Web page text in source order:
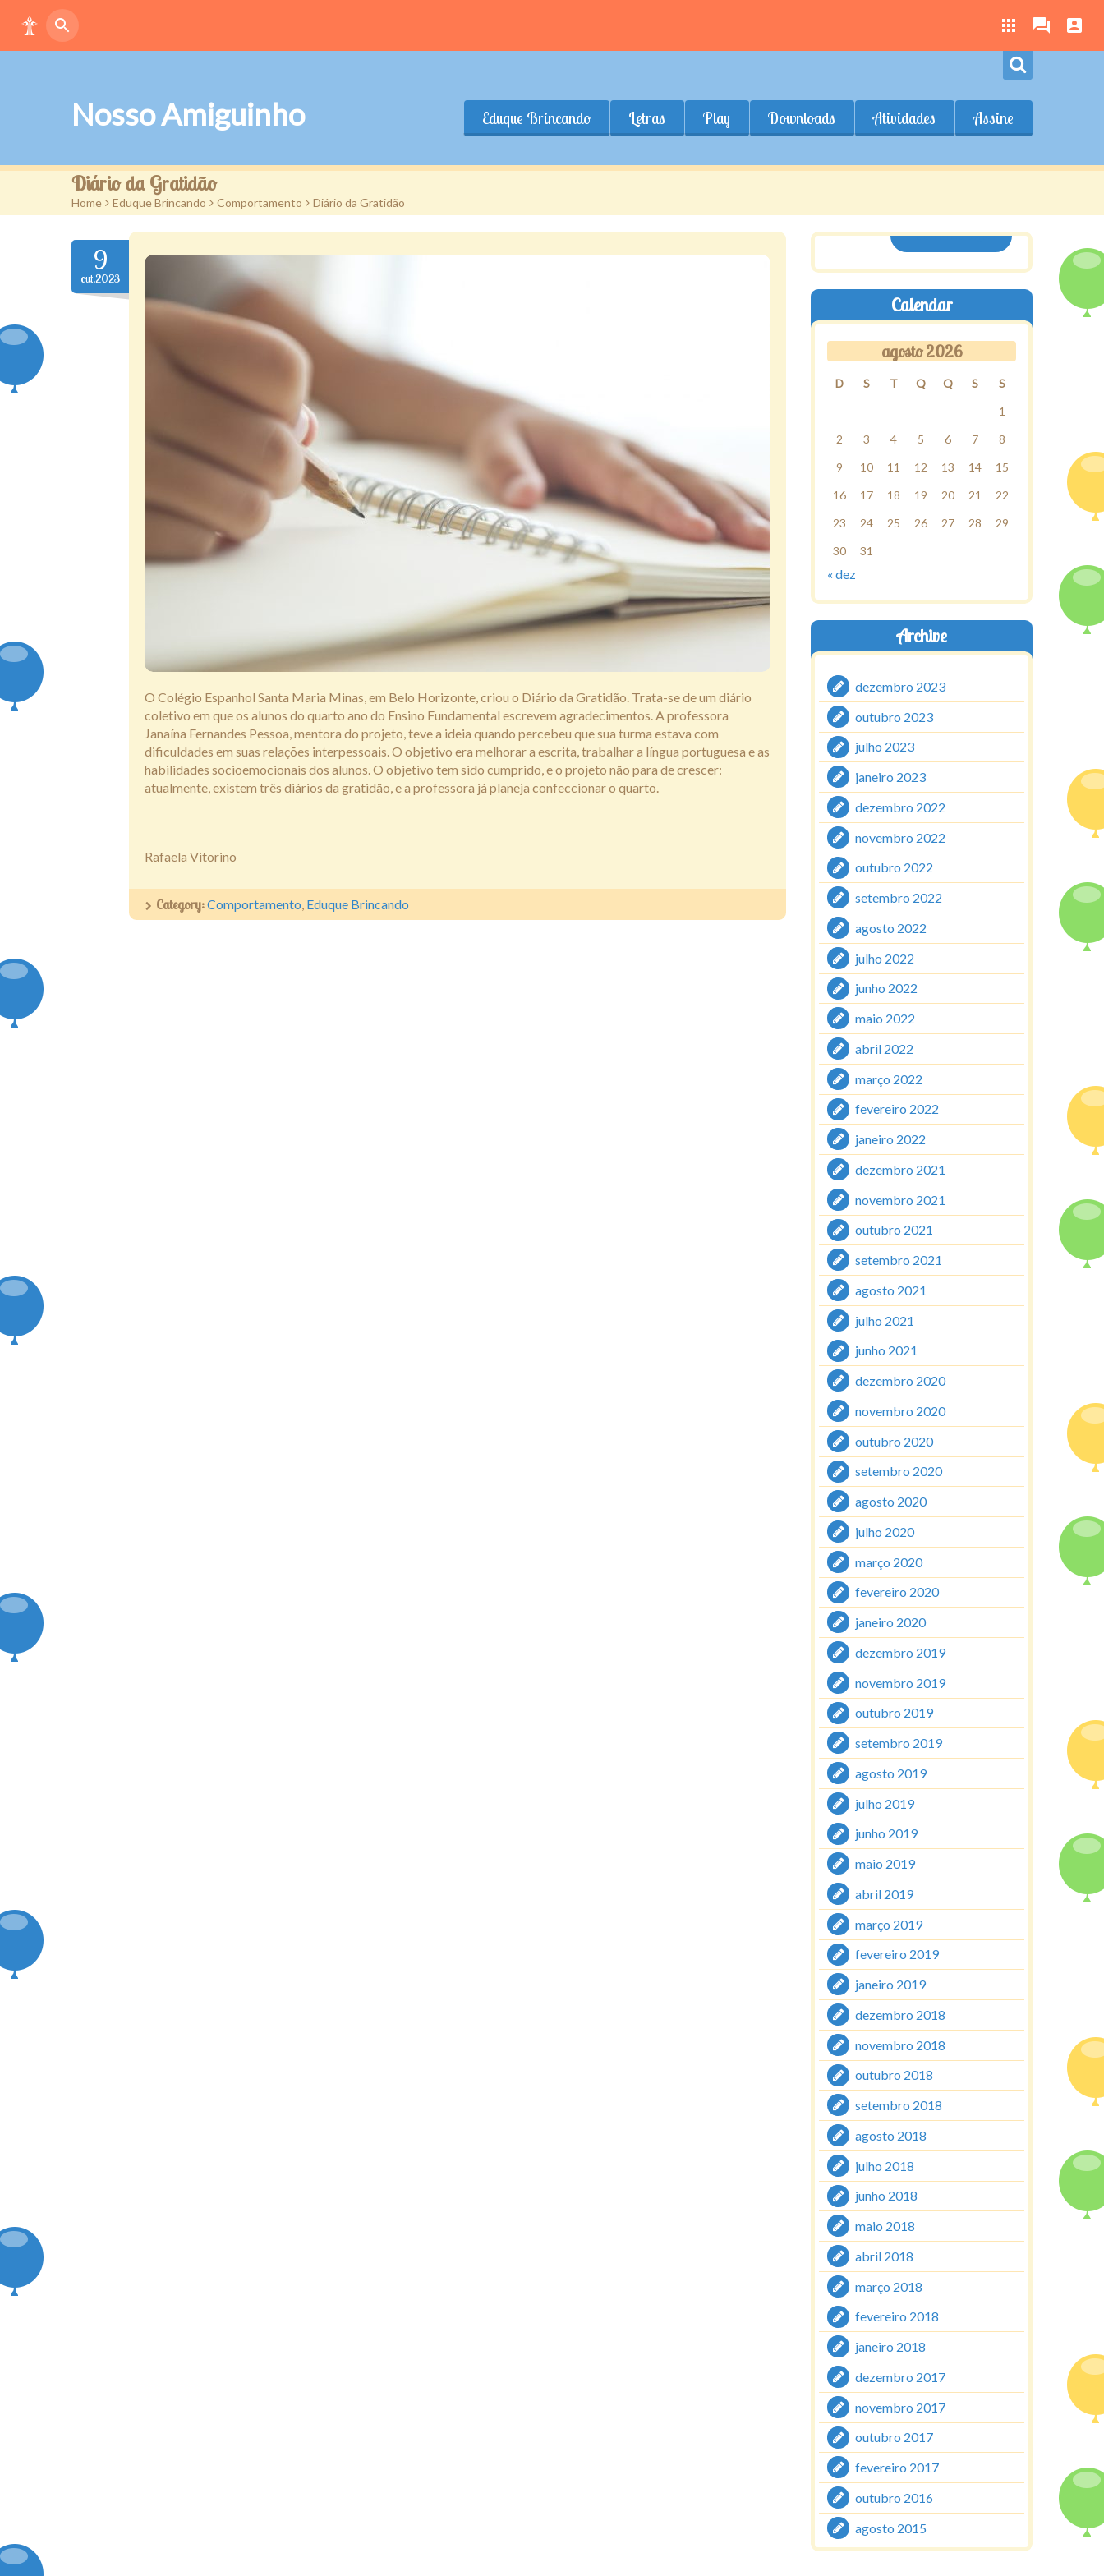
Nosso Amiguinho Eduque Brincando Letras Play Downloads Atividades Assine
Diário da Gratidão
Home > Eduque Brincando > Comportamento > Diário da Gratidão
9
out.2023
O Colégio Espanhol Santa Maria Minas, em Belo Horizonte, criou o Diário da Gratidão. Trata-se de um diário
coletivo em que os alunos do quarto ano do Ensino Fundamental escrevem agradecimentos. A professora
Janaína Fernandes Pessoa, mentora do projeto, teve a ideia quando percebeu que sua turma estava com
dificuldades em suas relações interpessoais. O objetivo era melhorar a escrita, trabalhar a língua portuguesa e as
habilidades socioemocionais dos alunos. O objetivo tem sido cumprido, e o projeto não para de crescer:
atualmente, existem três diários da gratidão, e a professora já planeja confeccionar o quarto.
Rafaela Vitorino
Category:Comportamento, Eduque Brincando
ASSINE AQUI
Calendar
agosto 2026
D S T Q Q S
S
1
2
3 4 5 6 7
8
9
10 11 12 13 14
15
16
17 18 19 20 21
22
23
24 25 26 27 28
29
30
31
« dez
Archive
dezembro 2023
outubro 2023
julho 2023
janeiro 2023
dezembro 2022
novembro 2022
outubro 2022
setembro 2022
agosto 2022
julho 2022
junho 2022
maio 2022
abril 2022
março 2022
fevereiro 2022
janeiro 2022
dezembro 2021
novembro 2021
outubro 2021
setembro 2021
agosto 2021
julho 2021
junho 2021
dezembro 2020
novembro 2020
outubro 2020
setembro 2020
agosto 2020
julho 2020
março 2020
fevereiro 2020
janeiro 2020
dezembro 2019
novembro 2019
outubro 2019
setembro 2019
agosto 2019
julho 2019
junho 2019
maio 2019
abril 2019
março 2019
fevereiro 2019
janeiro 2019
dezembro 2018
novembro 2018
outubro 2018
setembro 2018
agosto 2018
julho 2018
junho 2018
maio 2018
abril 2018
março 2018
fevereiro 2018
janeiro 2018
dezembro 2017
novembro 2017
outubro 2017
fevereiro 2017
outubro 2016
agosto 2015